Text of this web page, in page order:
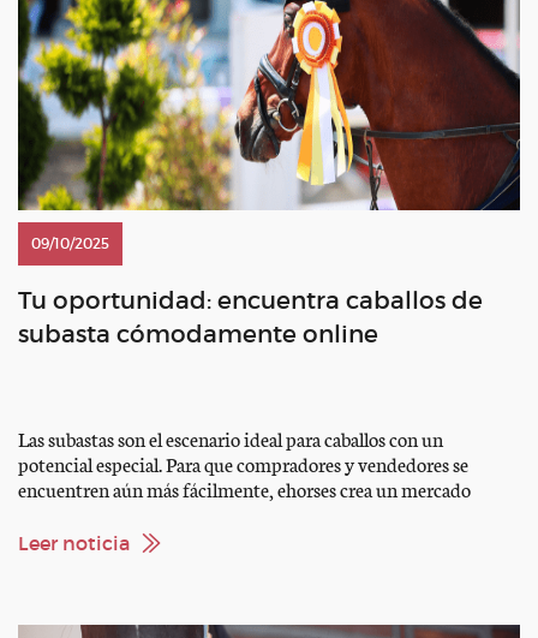
09/10/2025
Tu oportunidad: encuentra caballos de
subasta cómodamente online
Las subastas son el escenario ideal para caballos con un
potencial especial. Para que compradores y vendedores se
encuentren aún más fácilmente, ehorses crea un mercado
un alcance imbatible. Una ventaja para ambos lados Los
Leer noticia